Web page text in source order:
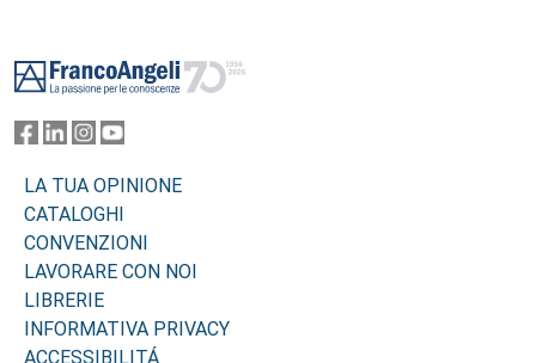
LA TUA OPINIONE
CATALOGHI
CONVENZIONI
LAVORARE CON NOI
LIBRERIE
INFORMATIVA PRIVACY
ACCESSIBILITÁ